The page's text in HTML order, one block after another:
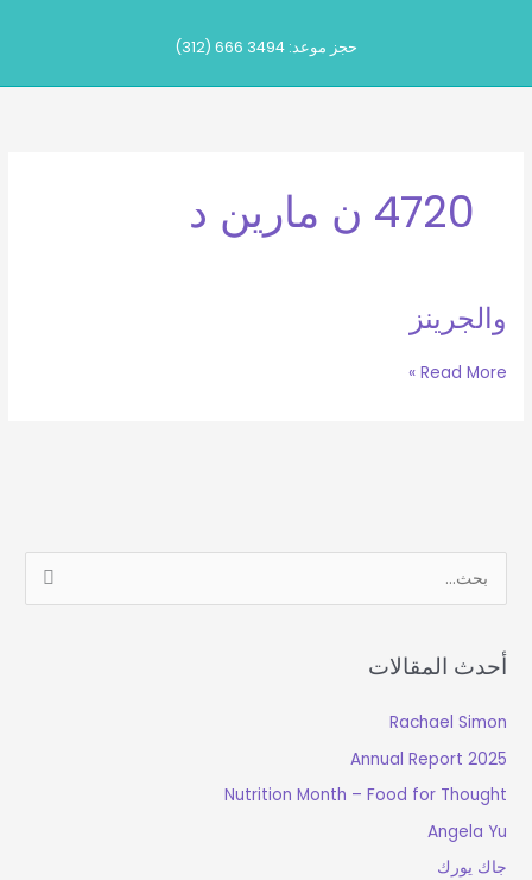
حجز موعد: 3494 666 (312)
4720 ن مارين د
والجرينز
والجرينز
Read More »
ح
ع
:
أحدث المقالات
Rachael Simon
2025 Annual Report
Nutrition Month – Food for Thought
Angela Yu
جاك يورك